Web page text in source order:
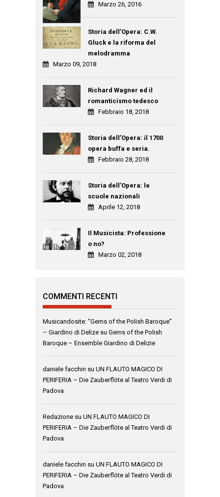
Marzo 26, 2016
Storia dell’Opera: C.W.
Gluck e la riforma del
melodramma
Marzo 09, 2018
Richard Wagner ed il
romanticismo tedesco
Febbraio 18, 2018
Storia dell’Opera: il 1700
opera buffa e seria.
Febbraio 28, 2018
Storia dell’Opera: le
scuole nazionali
Aprile 12, 2018
Il Musicista: Professione
o no?
Marzo 02, 2018
COMMENTI RECENTI
Musicandosite: “Gems of the Polish Baroque”
– Giardino di Delize su Gems of the Polish
Baroque – Ensemble Giardino di Delizie
daniele facchin su UN FLAUTO MAGICO DI
PERIFERIA – Die Zauberflöte al Teatro Verdi di
Padova
Redazione su UN FLAUTO MAGICO DI
PERIFERIA – Die Zauberflöte al Teatro Verdi di
Padova
daniele facchin su UN FLAUTO MAGICO DI
PERIFERIA – Die Zauberflöte al Teatro Verdi di
Padova